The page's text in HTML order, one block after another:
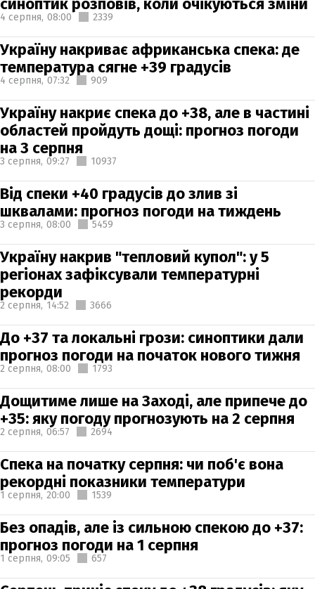
4 серпня, 08:00 2339
Україну накриває африканська спека: де
температура сягне +39 градусів
4 серпня, 07:32 909
Україну накриє спека до +38, але в частині
областей пройдуть дощі: прогноз погоди
на 3 серпня
3 серпня, 09:27 10937
Від спеки +40 градусів до злив зі
шквалами: прогноз погоди на тиждень
3 серпня, 08:00 5459
Україну накрив "тепловий купол": у 5
регіонах зафіксували температурні
рекорди
2 серпня, 14:52 3666
До +37 та локальні грози: синоптики дали
прогноз погоди на початок нового тижня
2 серпня, 08:00 1793
Дощитиме лише на Заході, але припече до
+35: яку погоду прогнозують на 2 серпня
2 серпня, 06:57 2694
Спека на початку серпня: чи поб'є вона
рекордні показники температури
1 серпня, 20:00 1539
Без опадів, але із сильною спекою до +37:
прогноз погоди на 1 серпня
1 серпня, 09:05 657